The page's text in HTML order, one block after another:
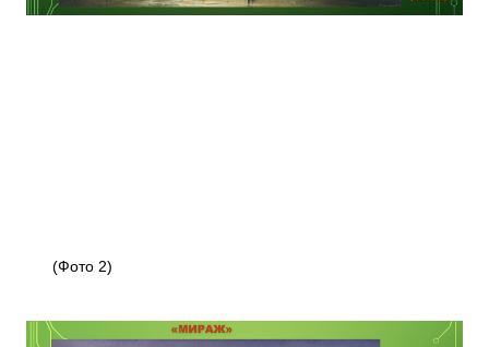
(Фото 2)